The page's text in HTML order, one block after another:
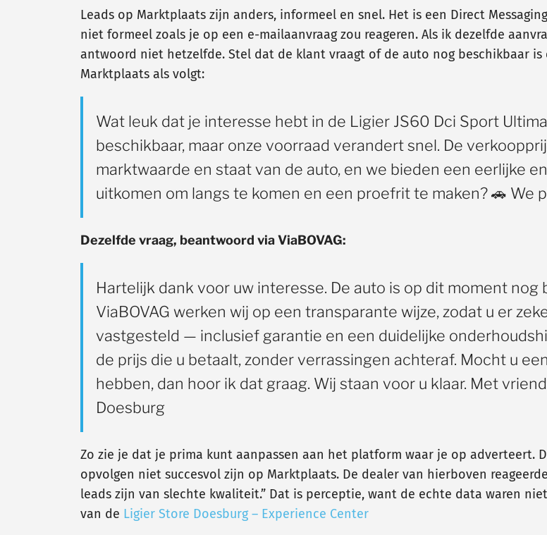
Leads op Marktplaats zijn anders, informeel en snel. Het is een Direct
niet formeel zoals je op een e-mailaanvraag zou reageren. Als ik dezelfde
antwoord niet hetzelfde. Stel dat de klant vraagt of de auto nog beschikbaar
Marktplaats als volgt:
Wat leuk dat je interesse hebt in de Ligier JS60 Dci Sport
beschikbaar, maar onze voorraad verandert snel. De
marktwaarde en staat van de auto, en we bieden een eerlijke
uitkomen om langs te komen en een proefrit te maken? 🚗 We
Dezelfde vraag, beantwoord via ViaBOVAG:
Hartelijk dank voor uw interesse. De auto is op dit moment nog
ViaBOVAG werken wij op een transparante wijze, zodat u er
vastgesteld — inclusief garantie en een duidelijke
de prijs die u betaalt, zonder verrassingen achteraf. Mocht u
hebben, dan hoor ik dat graag. Wij staan voor u klaar. Met
Doesburg
Zo zie je dat je prima kunt aanpassen aan het platform waar je op adverteert.
opvolgen niet succesvol zijn op Marktplaats. De dealer van hierboven
leads zijn van slechte kwaliteit.” Dat is perceptie, want de echte data waren
van de Ligier Store Doesburg – Experience Center